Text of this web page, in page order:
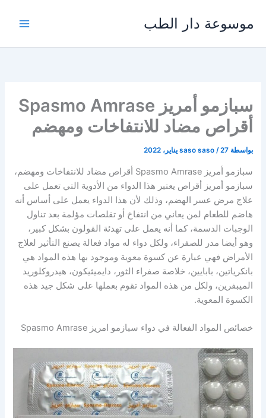
المحتوى
موسوعة دار الطب
سبازمو أمريز Spasmo Amrase
أقراص مضاد للانتفاخات ومهضم
بواسطة saso saso /27 يناير، 2022
سبازمو أمريز Spasmo Amrase أقراص مضاد للانتفاخات ومهضم،
سبازمو أمريز أقراص يعتبر هذا الدواء من الأدوية التي تعمل على
علاج مرض عسر الهضم، وذلك لأن هذا الدواء يعمل على أساس أنه
هاضم للطعام لمن يعاني من انتفاخ أو تقلصات مؤلمة بعد تناول
الوجبات الدسمة، كما أنه يعمل على تهدئة القولون بشكل كبير،
وهو أيضا مدر للصفراء، ولكل دواء له مواد فعالة يصنع التأثير لعلاج
الأمراض فهي عبارة عن كسوة معوية وموجود بها هذه المواد هي
بانكرياتين، بابايين، خلاصة صفراء الثور، دايميثيكون، هيدروكلوريد
الميبفرين، ولكل من هذه المواد تقوم بعملها على شكل جيد هذه
الكسوة المعوية.
خصائص المواد الفعالة في دواء سبازمو امريز Spasmo Amrase